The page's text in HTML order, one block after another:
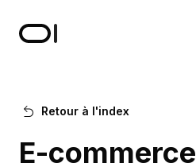
Retour à l'index
E-commerce